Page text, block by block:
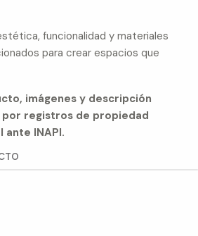
funcionalidad y materiales
para crear espacios que
imágenes y descripción
registros de propiedad
INAPI.